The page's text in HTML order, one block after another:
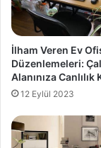
İlham Veren Ev
Düzenlemeleri:
Alanınıza Canlılık
12 Eylül 2023